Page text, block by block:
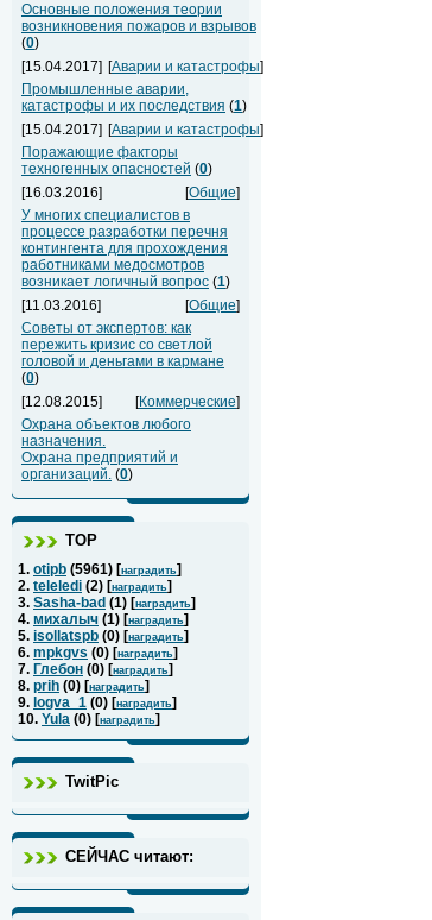
Основные положения теории
возникновения пожаров и взрывов
(0)
[15.04.2017] [Аварии и катастрофы]
Промышленные аварии,
катастрофы и их последствия (1)
[15.04.2017] [Аварии и катастрофы]
Поражающие факторы
техногенных опасностей (0)
[16.03.2016]
[Общие]
У многих специалистов в
процессе разработки перечня
контингента для прохождения
работниками медосмотров
возникает логичный вопрос (1)
[11.03.2016]
[Общие]
Советы от экспертов: как
пережить кризис со светлой
головой и деньгами в кармане
(0)
[12.08.2015]
[Коммерческие]
Охрана объектов любого
назначения.
Охрана предприятий и
организаций. (0)
ТОР
1. otipb (5961) [наградить]
2. teleledi (2) [наградить]
3. Sasha-bad (1) [наградить]
4. михалыч (1) [наградить]
5. isollatspb (0) [наградить]
6. mpkgvs (0) [наградить]
7. Глебон (0) [наградить]
8. prih (0) [наградить]
9. logva_1 (0) [наградить]
10. Yula (0) [наградить]
TwitPic
СЕЙЧАС читают: